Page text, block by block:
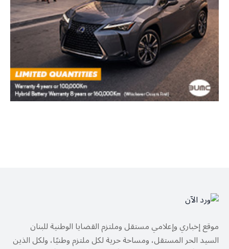
موقع إخباري وإعلامي مستقل وملتزم القضايا الوطنية للبنان
السيد الحر المستقل، ومساحة حرية لكل ملتزم وطنيًا، ولكل الذين